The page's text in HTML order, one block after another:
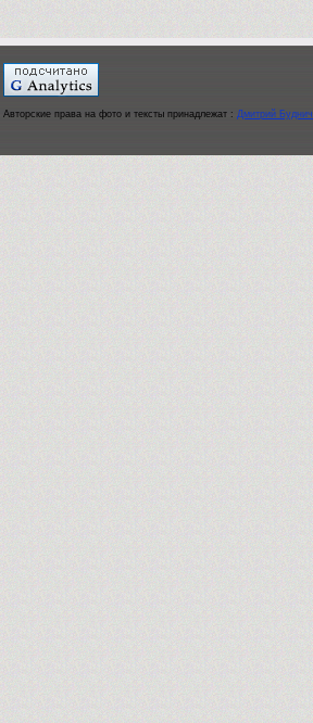
Авторские права на фото и тексты принадлежат : Дмитрий